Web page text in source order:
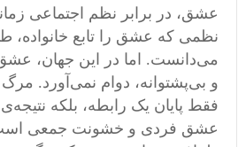
عشق، در برابر نظم اجتماعی
نظمی که عشق را تابع خانواده،
می‌دانست. اما در این جهان،
و بی‌پشتوانه، دوام نمی‌آورد.
فقط پایان یک رابطه، بلکه
عشق فردی و خشونت جمعی